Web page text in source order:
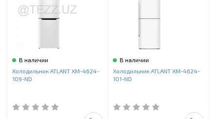
В наличии
Холодильник ATLANT ХМ-4624-
109-ND
В наличии
Холодильник ATLANT ХМ-4624-
101-ND